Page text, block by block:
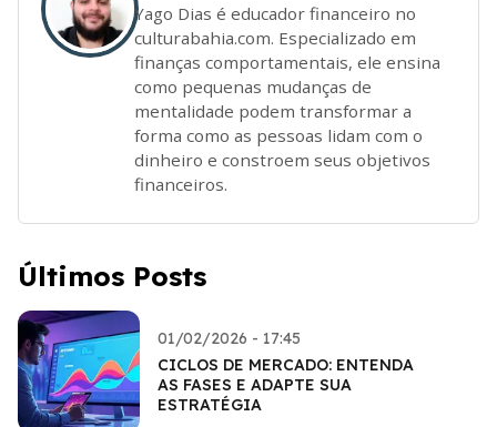
Yago Dias é educador financeiro no
culturabahia.com. Especializado em
finanças comportamentais, ele ensina
como pequenas mudanças de
mentalidade podem transformar a
forma como as pessoas lidam com o
dinheiro e constroem seus objetivos
financeiros.
Últimos Posts
01/02/2026 - 17:45
CICLOS DE MERCADO: ENTENDA
AS FASES E ADAPTE SUA
ESTRATÉGIA